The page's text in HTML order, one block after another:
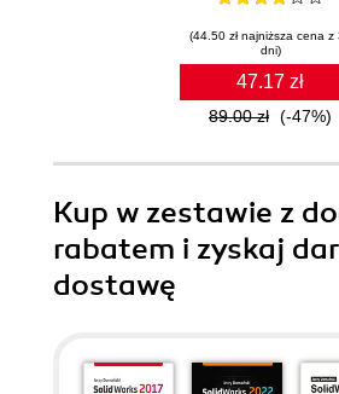
(44.50 zł najniższa cena z
dni)
47.17 zł
89.00 zł (-47%)
Kup w zestawie z
rabatem i zyskaj
dostawę